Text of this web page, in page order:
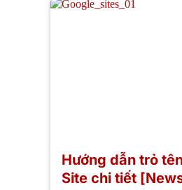
Hướng dẫn trỏ
Site chi tiết